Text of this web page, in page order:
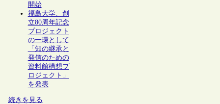
開始
福島大学、創
立80周年記念
プロジェクト
の一環として
「知の継承と
発信のための
資料館構想プ
ロジェクト」
を発表
続きを見る